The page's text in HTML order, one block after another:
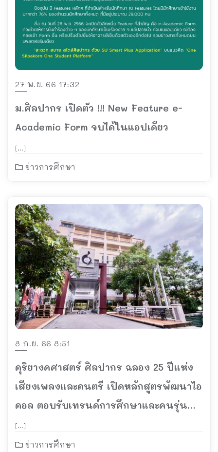
27 พ.ย. 66 17:32
ม.ศิลปากร เปิดตัว !!! New Feature e-
Academic Form จบได้ในแอปเดียว
[…]
ข่าวการศึกษา
8 ก.ย. 66 8:51
ดุริยางคศาสตร์ ศิลปากร ฉลอง 25 ปีแห่ง
เสียงเพลงและดนตรี เปิดหลักสูตรพัฒนาไอ
ดอล ตอบรับเทรนด์การศึกษาและคนรุ่น
ใหม่
[…]
ข่าวการศึกษา